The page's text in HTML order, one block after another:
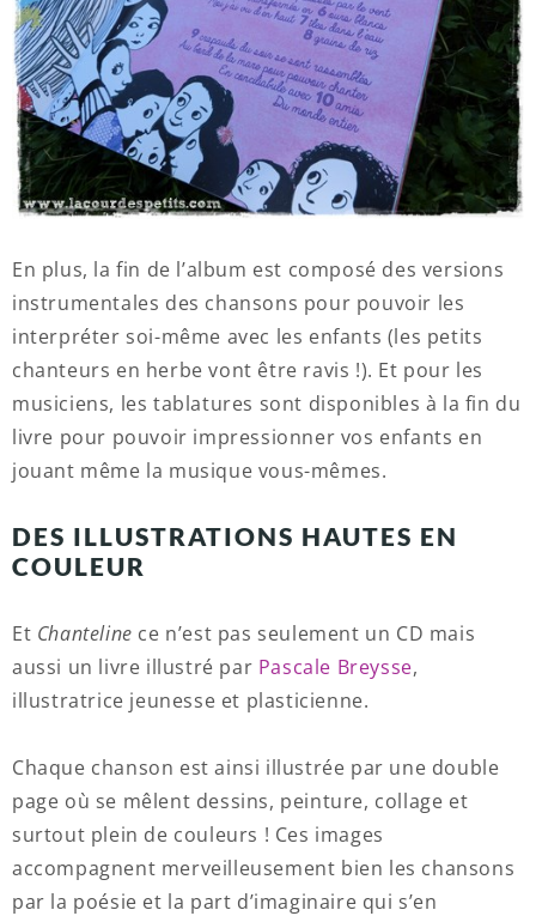
En plus, la fin de l’album est composé des versions
instrumentales des chansons pour pouvoir les
interpréter soi-même avec les enfants (les petits
chanteurs en herbe vont être ravis !). Et pour les
musiciens, les tablatures sont disponibles à la fin du
livre pour pouvoir impressionner vos enfants en
jouant même la musique vous-mêmes.
DES ILLUSTRATIONS HAUTES EN
COULEUR
Et Chanteline ce n’est pas seulement un CD mais
aussi un livre illustré par Pascale Breysse,
illustratrice jeunesse et plasticienne.
Chaque chanson est ainsi illustrée par une double
page où se mêlent dessins, peinture, collage et
surtout plein de couleurs ! Ces images
accompagnent merveilleusement bien les chansons
par la poésie et la part d’imaginaire qui s’en